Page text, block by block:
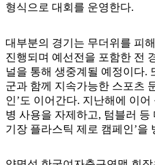
형식으로 대회를 운영한다.
대부분의 경기는 무더위를 피
진행되며 예선전을 포함한 전
널을 통해 생중계될 예정이다.
군과 함께 지속가능한 스포츠
인’도 이어간다. 지난해에 이
병 사용을 자제하고, 텀블러 등
기장 플라스틱 제로 캠페인’을